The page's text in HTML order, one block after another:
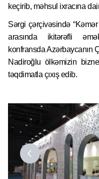
keçirib, məhsul ixracına
Sərgi çərçivəsində
arasında ikitərəfli
konfransda Azərbaycanın
Nadiroğlu ölkəmizin
təqdimatla çıxış edib.